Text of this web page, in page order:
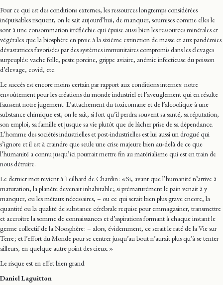
Pour ce qui est des conditions externes, les ressources longtemps considérées
inépuisables risquent, on le sait aujourd’hui, de manquer, soumises comme elles le
sont à une consommation irréfléchie qui épuise aussi bien les ressources minérales et
végétales que la biosphère en proie à la sixième extinction de masse et aux pandémies
dévastatrices favorisées par des systèmes immunitaires compromis dans les élevages
surpeuplés : vache folle, peste porcine, grippe aviaire, anémie infectieuse du poisson
d’élevage, covid, etc.
Le succès est encore moins certain par rapport aux conditions internes : notre
envoûtement pour les créations du monde industriel et l’aveuglement qui en résulte
faussent notre jugement. L’attachement du toxicomane et de l’alcoolique à une
substance chimique est, on le sait, si fort qu’il perdra souvent sa santé, sa réputation,
son emploi, sa famille et jusque sa vie plutôt que de lâcher prise de sa dépendance.
L’homme des sociétés industrielles et post-industrielles est lui aussi un drogué qui
s’ignore et il est à craindre que seule une crise majeure bien au-delà de ce que
l’humanité a connu jusqu’ici pourrait mettre fin au matérialisme qui est en train de
nous détruire.
Le dernier mot revient à Teilhard de Chardin : « Si, avant que l’humanité n’arrive à
maturation, la planète devenait inhabitable ; si prématurément le pain venait à y
manquer, ou les métaux nécessaires, – ou ce qui serait bien plus grave encore, la
quantité ou la qualité de substance cérébrale requise pour emmagasiner, transmettre
et accroître la somme de connaissances et d’aspirations formant à chaque instant le
germe collectif de la Noosphère : – alors, évidemment, ce serait le raté de la Vie sur
Terre ; et l’effort du Monde pour se centrer jusqu’au bout n’aurait plus qu’à se tenter
ailleurs, en quelque autre point des cieux. »
Le risque est en effet bien grand.
Daniel Laguitton